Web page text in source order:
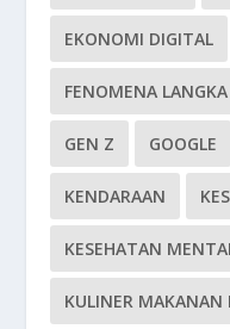
EKONOMI DIGITAL
FENOMENA LANGKA
GEN Z GOOGLE
KENDARAAN
KESEHATAN
KULINER MAKANAN